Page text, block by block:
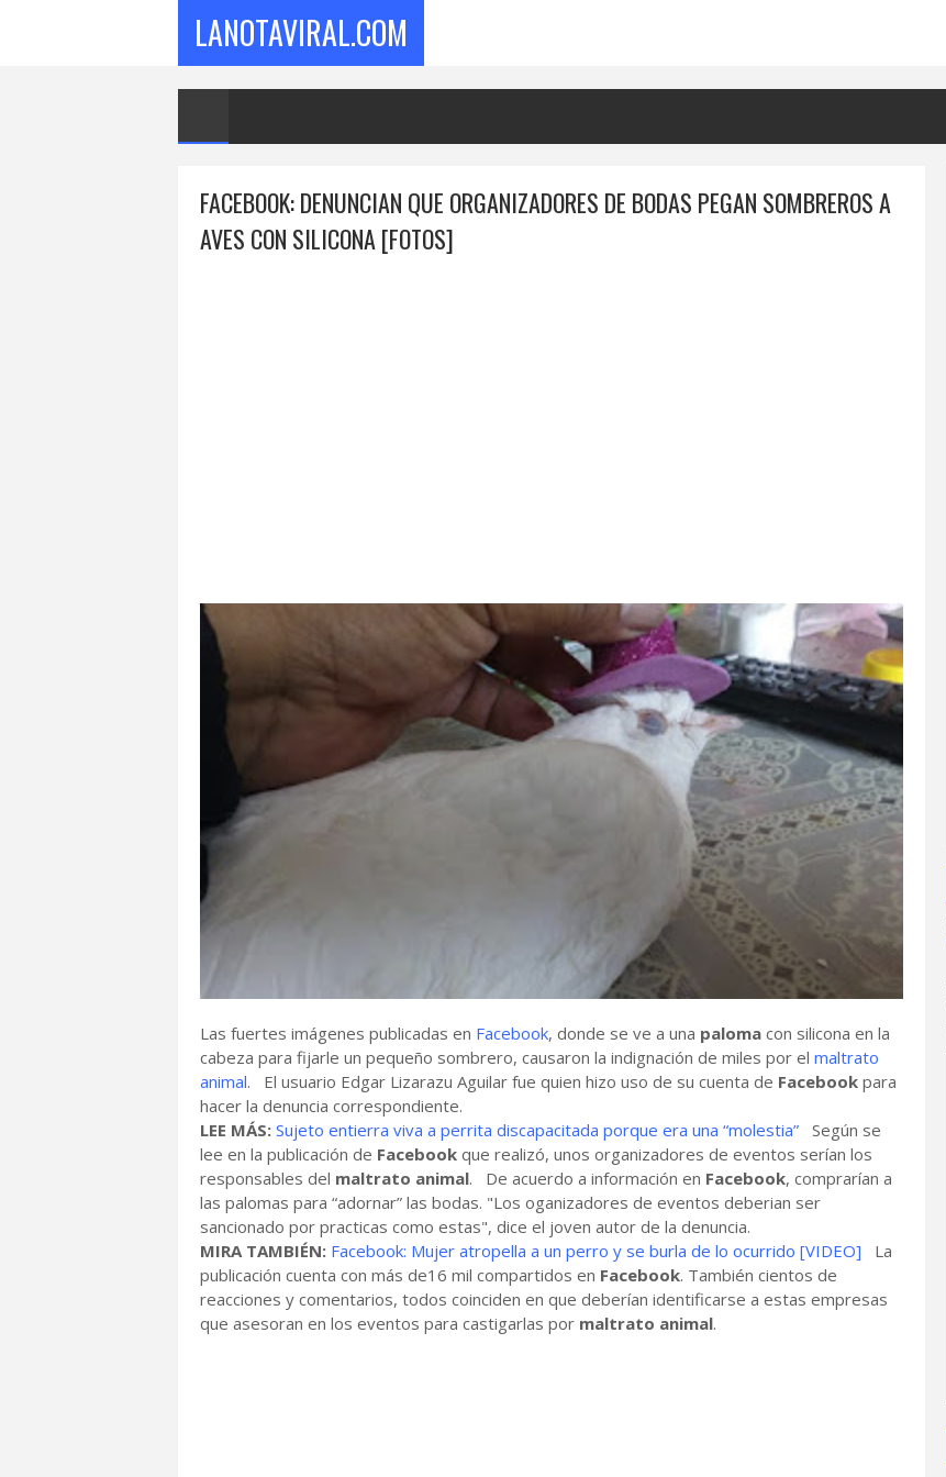
LANOTAVIRAL.COM
FACEBOOK: DENUNCIAN QUE ORGANIZADORES DE BODAS PEGAN SOMBREROS A
AVES CON SILICONA [FOTOS]
Las fuertes imágenes publicadas en Facebook, donde se ve a una paloma con silicona en la
cabeza para fijarle un pequeño sombrero, causaron la indignación de miles por el maltrato
animal. El usuario Edgar Lizarazu Aguilar fue quien hizo uso de su cuenta de Facebook para
hacer la denuncia correspondiente.
LEE MÁS: Sujeto entierra viva a perrita discapacitada porque era una “molestia” Según se
lee en la publicación de Facebook que realizó, unos organizadores de eventos serían los
responsables del maltrato animal. De acuerdo a información en Facebook, comprarían a
las palomas para “adornar” las bodas. "Los oganizadores de eventos deberian ser
sancionado por practicas como estas", dice el joven autor de la denuncia.
MIRA TAMBIÉN: Facebook: Mujer atropella a un perro y se burla de lo ocurrido [VIDEO] La
publicación cuenta con más de16 mil compartidos en Facebook. También cientos de
reacciones y comentarios, todos coinciden en que deberían identificarse a estas empresas
que asesoran en los eventos para castigarlas por maltrato animal.